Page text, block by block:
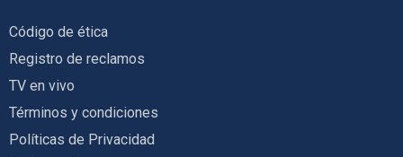
Código de ética
Registro de reclamos
TV en vivo
Términos y condiciones
Políticas de Privacidad